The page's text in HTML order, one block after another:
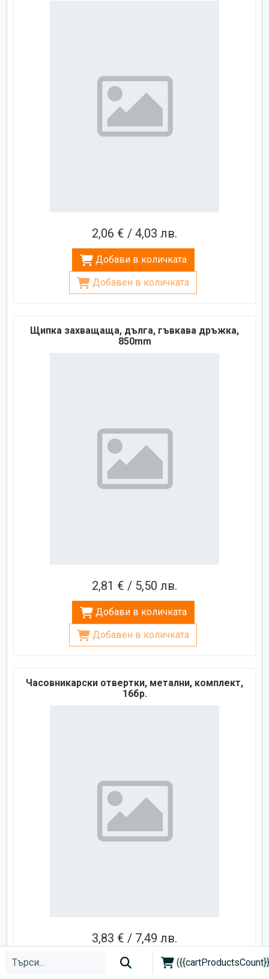
2,06 € / 4,03 лв.
Добави в количката
Добавен в количката
Щипка захващаща, дълга, гъвкава дръжка,
850mm
2,81 € / 5,50 лв.
Добави в количката
Добавен в количката
Часовникарски отвертки, метални, комплект,
16бр.
3,83 € / 7,49 лв.
Добави в количката